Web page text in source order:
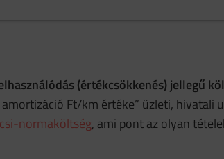
(értékcsökkenés) jellegű
Ft/km értéke” üzleti, hivatali
normaköltség, ami pont az olyan